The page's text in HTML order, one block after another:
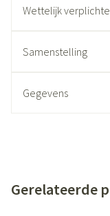
Wettelijk
Samenstelling
Gegevens
Gerelateerde